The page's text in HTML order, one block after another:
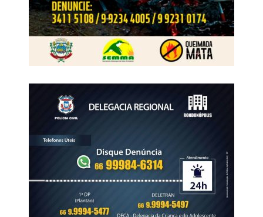
econômico e das perspectivas para o agronegócio, e do
pesquisador Aroldo Marochi, que abordou os desafios
relacionados às doenças nas lavouras e ao manejo com
fungicidas.